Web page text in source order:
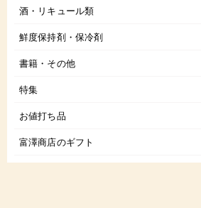
酒・リキュール類
鮮度保持剤・保冷剤
書籍・その他
特集
お値打ち品
富澤商店のギフト